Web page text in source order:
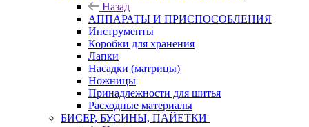
Назад
АППАРАТЫ И ПРИСПОСОБЛЕНИЯ
Инструменты
Коробки для хранения
Лапки
Насадки (матрицы)
Ножницы
Принадлежности для шитья
Расходные материалы
БИСЕР, БУСИНЫ, ПАЙЕТКИ